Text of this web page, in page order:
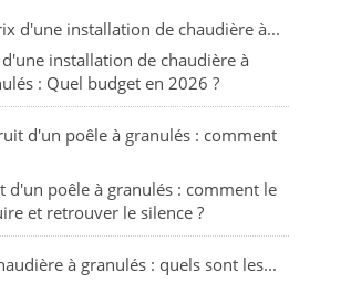
installation de chaudière à
: Quel budget en 2026 ?
d'un poêle à granulés : comment le
et retrouver le silence ?